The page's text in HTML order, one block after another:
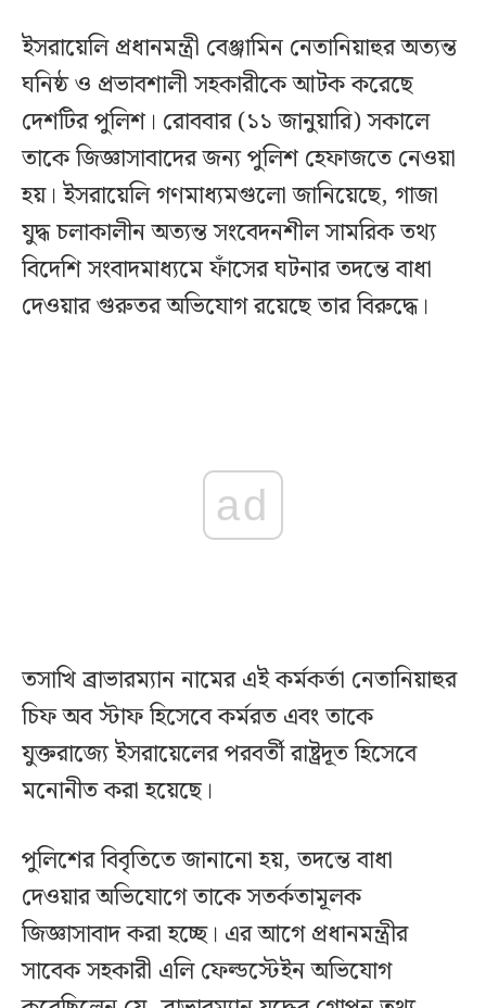
ইসরায়েলি প্রধানমন্ত্রী বেঞ্জামিন নেতানিয়াহুর অত্যন্ত
ঘনিষ্ঠ ও প্রভাবশালী সহকারীকে আটক করেছে
দেশটির পুলিশ। রোববার (১১ জানুয়ারি) সকালে
তাকে জিজ্ঞাসাবাদের জন্য পুলিশ হেফাজতে নেওয়া
হয়। ইসরায়েলি গণমাধ্যমগুলো জানিয়েছে, গাজা
যুদ্ধ চলাকালীন অত্যন্ত সংবেদনশীল সামরিক তথ্য
বিদেশি সংবাদমাধ্যমে ফাঁসের ঘটনার তদন্তে বাধা
দেওয়ার গুরুতর অভিযোগ রয়েছে তার বিরুদ্ধে।
ad
তসাখি ব্রাভারম্যান নামের এই কর্মকর্তা নেতানিয়াহুর
চিফ অব স্টাফ হিসেবে কর্মরত এবং তাকে
যুক্তরাজ্যে ইসরায়েলের পরবর্তী রাষ্ট্রদূত হিসেবে
মনোনীত করা হয়েছে।
পুলিশের বিবৃতিতে জানানো হয়, তদন্তে বাধা
দেওয়ার অভিযোগে তাকে সতর্কতামূলক
জিজ্ঞাসাবাদ করা হচ্ছে। এর আগে প্রধানমন্ত্রীর
সাবেক সহকারী এলি ফেল্ডস্টেইন অভিযোগ